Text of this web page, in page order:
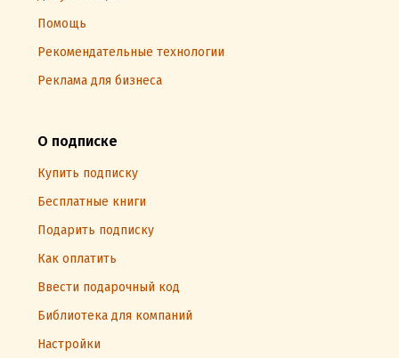
Помощь
Рекомендательные технологии
Реклама для бизнеса
О подписке
Купить подписку
Бесплатные книги
Подарить подписку
Как оплатить
Ввести подарочный код
Библиотека для компаний
Настройки